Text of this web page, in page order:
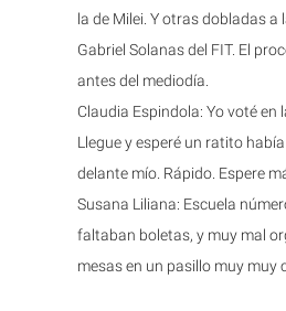
la de Milei. Y otras dobladas a
Gabriel Solanas del FIT. El
antes del mediodía.
Claudia Espindola: Yo voté en
Llegue y esperé un ratito
delante mío. Rápido. Espere
Susana Liliana: Escuela
faltaban boletas, y muy mal
mesas en un pasillo muy muy